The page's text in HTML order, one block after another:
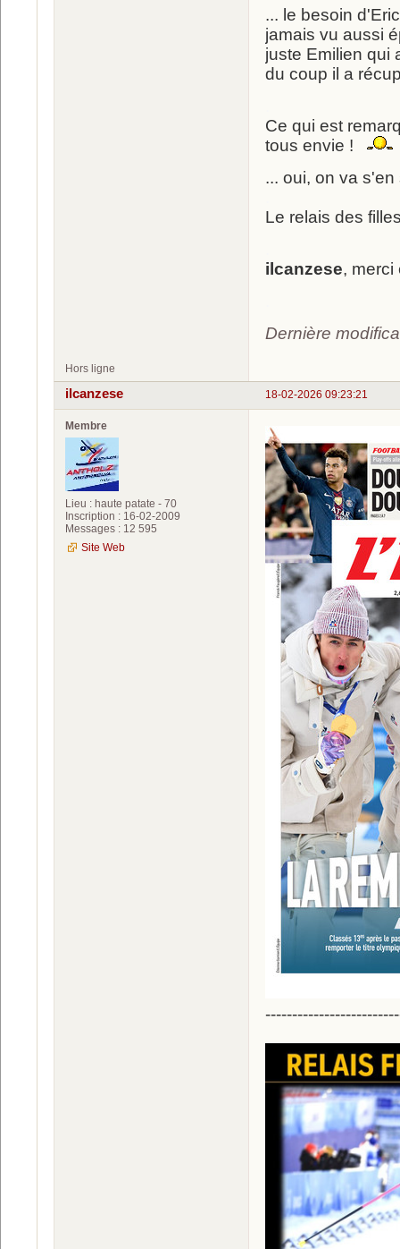
... le besoin
jamais vu aussi
juste Emilien qui
du coup il a
Ce qui est
tous envie !
... oui, on va
Le relais des
ilcanzese,
Dernière
Hors ligne
18-02-2026 09:23:21
ilcanzese
Membre
Lieu : haute patate - 70
Inscription : 16-02-2009
Messages : 12 595
Site Web